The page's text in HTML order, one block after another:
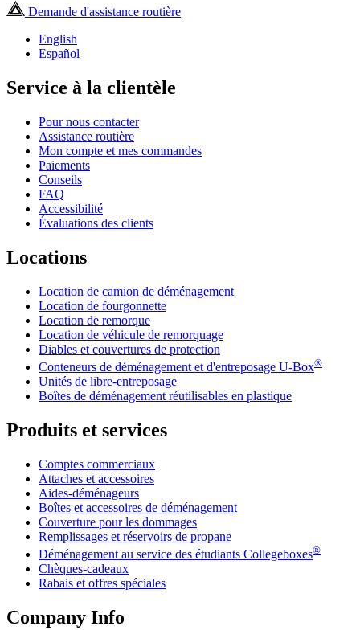
Demande d'assistance routière
English
Español
Service à la clientèle
Pour nous contacter
Assistance routière
Mon compte et mes commandes
Paiements
Conseils
FAQ
Accessibilité
Évaluations des clients
Locations
Location de camion de déménagement
Location de fourgonnette
Location de remorque
Location de véhicule de remorquage
Diables et couvertures de protection
Conteneurs de déménagement et d'entreposage U-Box®
Unités de libre-entreposage
Boîtes de déménagement réutilisables en plastique
Produits et services
Comptes commerciaux
Attaches et accessoires
Aides-déménageurs
Boîtes et accessoires de déménagement
Couverture pour les dommages
Remplissages et réservoirs de propane
Déménagement au service des étudiants Collegeboxes®
Chèques-cadeaux
Rabais et offres spéciales
Company Info